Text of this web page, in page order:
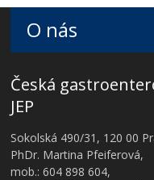
O nás
Česká
JEP
Sokolská 490/31, 120 00
PhDr. Martina Pfeiferová,
mob.: 604 898 604,